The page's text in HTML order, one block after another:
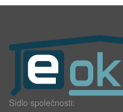
Sídlo společnosti: